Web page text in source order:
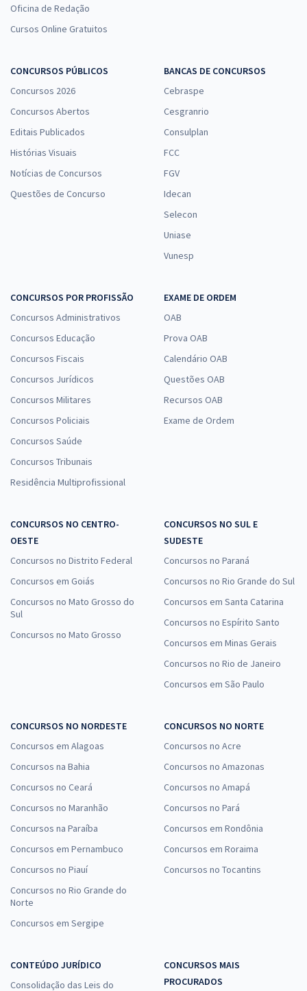
Oficina de Redação
Cursos Online Gratuitos
CONCURSOS PÚBLICOS
Concursos 2026
Concursos Abertos
Editais Publicados
Histórias Visuais
Notícias de Concursos
Questões de Concurso
BANCAS DE CONCURSOS
Cebraspe
Cesgranrio
Consulplan
FCC
FGV
Idecan
Selecon
Uniase
Vunesp
CONCURSOS POR PROFISSÃO
Concursos Administrativos
Concursos Educação
Concursos Fiscais
Concursos Jurídicos
Concursos Militares
Concursos Policiais
Concursos Saúde
Concursos Tribunais
Residência Multiprofissional
EXAME DE ORDEM
OAB
Prova OAB
Calendário OAB
Questões OAB
Recursos OAB
Exame de Ordem
CONCURSOS NO CENTRO-
OESTE
Concursos no Distrito Federal
Concursos em Goiás
Concursos no Mato Grosso do
Sul
Concursos no Mato Grosso
CONCURSOS NO SUL E
SUDESTE
Concursos no Paraná
Concursos no Rio Grande do Sul
Concursos em Santa Catarina
Concursos no Espírito Santo
Concursos em Minas Gerais
Concursos no Rio de Janeiro
Concursos em São Paulo
CONCURSOS NO NORDESTE
Concursos em Alagoas
Concursos na Bahia
Concursos no Ceará
Concursos no Maranhão
Concursos na Paraíba
Concursos em Pernambuco
Concursos no Piauí
Concursos no Rio Grande do
Norte
Concursos em Sergipe
CONCURSOS NO NORTE
Concursos no Acre
Concursos no Amazonas
Concursos no Amapá
Concursos no Pará
Concursos em Rondônia
Concursos em Roraima
Concursos no Tocantins
CONTEÚDO JURÍDICO
Consolidação das Leis do
CONCURSOS MAIS
PROCURADOS